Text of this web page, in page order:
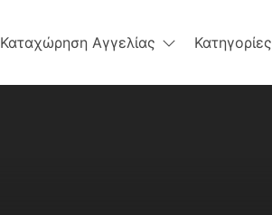
Καταχώρηση Αγγελίας Κατηγορίες